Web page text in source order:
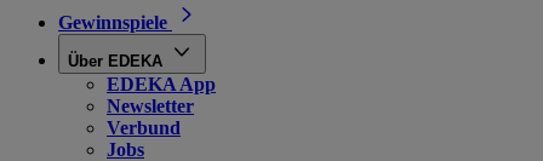
Gewinnspiele
Über EDEKA
EDEKA App
Newsletter
Verbund
Jobs